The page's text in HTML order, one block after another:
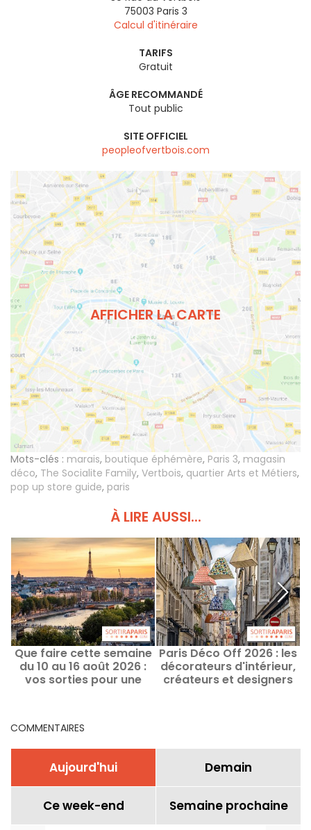
75003 Paris 3
Calcul d'itinéraire
TARIFS
Gratuit
ÂGE RECOMMANDÉ
Tout public
SITE OFFICIEL
peopleofvertbois.com
AFFICHER LA CARTE
Mots-clés : marais, boutique éphémère, Paris 3, magasin
déco, The Socialite Family, Vertbois, quartier Arts et Métiers,
pop up store guide, paris
À LIRE AUSSI...
Que faire cette semaine
du 10 au 16 août 2026 :
vos sorties pour une
Paris Déco Off 2026 : les
décorateurs d'intérieur,
créateurs et designers
COMMENTAIRES
Aujourd'hui Demain
Ce week-end Semaine prochaine